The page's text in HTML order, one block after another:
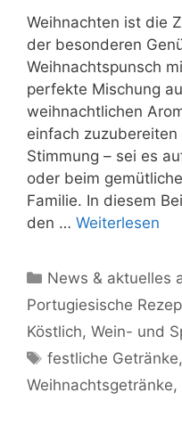
Weihnachten ist die
der besonderen
Weihnachtspunsch
perfekte Mischung
weihnachtlichen
einfach
Stimmung – sei es
oder beim
Familie. In diesem
den … Weiterlesen
Kategorien
News & aktuelles
Portugiesische
Köstlich, Wein- und
Schlagwörter
festliche Getränke,
Weihnachtsgetränke,